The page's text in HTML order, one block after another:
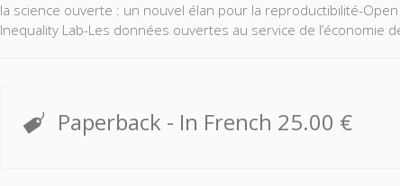
la science ouverte : un nouvel élan pour la reproductibilité-
Inequality Lab-Les données ouvertes au service de l’économie
Paperback - In French 25.00 €